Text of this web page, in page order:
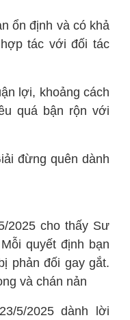
ổn định và có khả
tác với đối tác
lợi, khoảng cách
quá bận rộn với
đừng quên dành
2025 cho thấy Sư
quyết định bạn
phản đối gay gắt.
và chán nản
5/2025 dành lời